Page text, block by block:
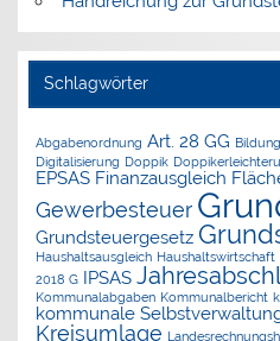
Schlagwörter
Abgabenordnung Art. 28 GG Bildung
Digitalisierung Doppik
EPSAS Finanzausgleich
Gewerbesteuer
Grundsteuergesetz
Haushaltsausgleich Haushaltswirtschaft
2018 G IPSAS
Kommunalabgaben Kommunalbericht
kommunale
Kreisumlage